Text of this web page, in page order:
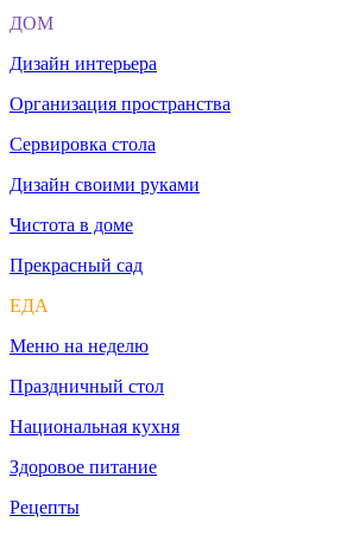
ДОМ
Дизайн интерьера
Организация пространства
Сервировка стола
Дизайн своими руками
Чистота в доме
Прекрасный сад
ЕДА
Меню на неделю
Праздничный стол
Национальная кухня
Здоровое питание
Рецепты